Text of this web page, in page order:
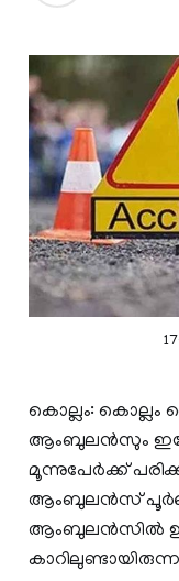
കൊല്ലം: കൊല്ലം
ആംബുലന്‍സും
മൂന്നുപേര്‍ക്ക്
ആംബുലന്‍സ്
ആംബുലന്‍സില്‍